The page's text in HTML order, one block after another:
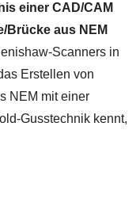
einer CAD/CAM
Brücke aus NEM
Scanners in
Erstellen von
NEM mit einer
Gusstechnik kennt,